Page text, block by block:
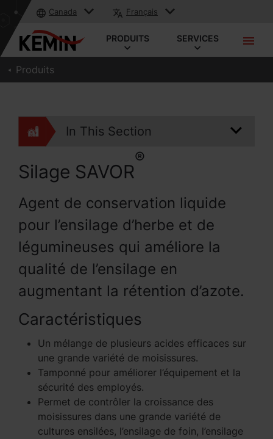
Canada Français
PRODUITS SERVICES
Produits
In This Section
Silage SAVOR
®
Agent de conservation liquide
pour l’ensilage d’herbe et de
légumineuses qui améliore la
qualité de l’ensilage en
augmentant la rétention d’azote.
Caractéristiques
Un mélange de plusieurs acides efficaces sur
une grande variété de moisissures.
Tamponné pour améliorer l’équipement et la
sécurité des employés.
Permet de contrôler la croissance des
moisissures dans une grande variété de
cultures ensilées, l’ensilage de foin, l’ensilage